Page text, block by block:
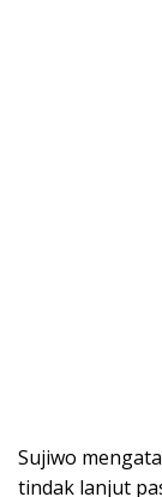
Sujiwo
tindak lanjut